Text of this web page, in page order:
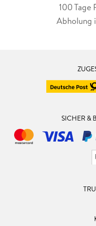
100 Tage
Abholung
SICHER &